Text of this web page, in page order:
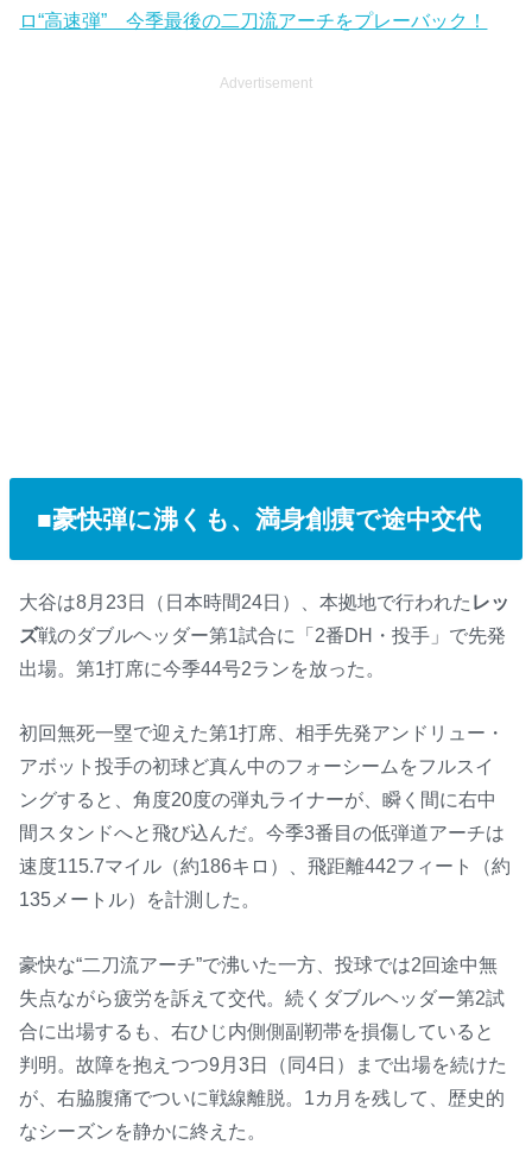
ロ“高速弾” 今季最後の二刀流アーチをプレーバック！
Advertisement
■豪快弾に沸くも、満身創痍で途中交代
大谷は8月23日（日本時間24日）、本拠地で行われた レッ
ズ戦のダブルヘッダー第1試合に「2番DH・投手」で先発
出場。第1打席に今季44号2ランを放った。
初回無死一塁で迎えた第1打席、相手先発アンドリュー・
アボット投手の初球ど真ん中のフォーシームをフルスイ
ングすると、角度20度の弾丸ライナーが、瞬く間に右中
間スタンドへと飛び込んだ。今季3番目の低弾道アーチは
速度115.7マイル（約186キロ）、飛距離442フィート（約
135メートル）を計測した。
豪快な“二刀流アーチ”で沸いた一方、投球では2回途中無
失点ながら疲労を訴えて交代。続くダブルヘッダー第2試
合に出場するも、右ひじ内側側副靭帯を損傷していると
判明。故障を抱えつつ9月3日（同4日）まで出場を続けた
が、右脇腹痛でついに戦線離脱。1カ月を残して、歴史的
なシーズンを静かに終えた。